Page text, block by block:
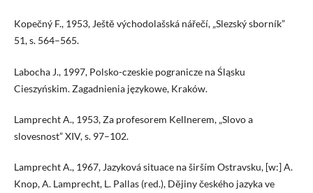
Kopečný F., 1953, Ještě východolašská nářečí, „Slezský sborník”
51, s. 564–565.
Labocha J., 1997, Polsko-czeskie pogranicze na Śląsku
Cieszyńskim. Zagadnienia językowe, Kraków.
Lamprecht A., 1953, Za profesorem Kellnerem, „Slovo a
slovesnost” XIV, s. 97–102.
Lamprecht A., 1967, Jazyková situace na širším Ostravsku, [w:] A.
Knop, A. Lamprecht, L. Pallas (red.), Dějiny českého jazyka ve